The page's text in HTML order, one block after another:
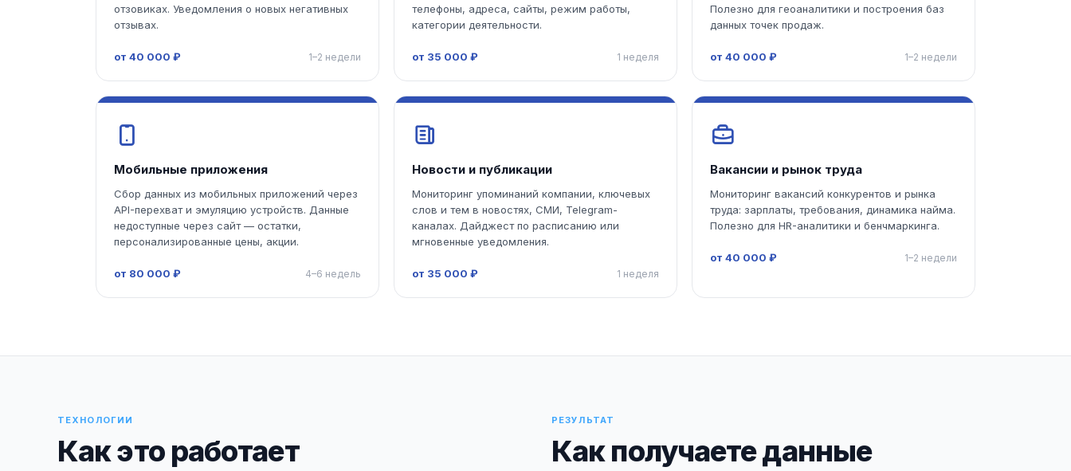
отзовиках. Уведомления о новых негативных
отзывах.
от 40 000 ₽ 1–2 недели
телефоны, адреса, сайты, режим работы,
категории деятельности.
от 35 000 ₽ 1 неделя
Полезно для геоаналитики и построения баз
данных точек продаж.
от 40 000 ₽ 1–2 недели
Мобильные приложения
Сбор данных из мобильных приложений через
API-перехват и эмуляцию устройств. Данные
недоступные через сайт — остатки,
персонализированные цены, акции.
от 80 000 ₽ 4–6 недель
Новости и публикации
Мониторинг упоминаний компании, ключевых
слов и тем в новостях, СМИ, Telegram-
каналах. Дайджест по расписанию или
мгновенные уведомления.
от 35 000 ₽ 1 неделя
Вакансии и рынок труда
Мониторинг вакансий конкурентов и рынка
труда: зарплаты, требования, динамика найма.
Полезно для HR-аналитики и бенчмаркинга.
от 40 000 ₽ 1–2 недели
ТЕХНОЛОГИИ
Как это работает
РЕЗУЛЬТАТ
Как получаете данные